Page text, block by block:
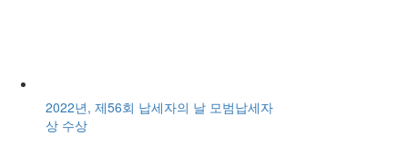
2022년, 제56회 납세자의 날 모범납세자
상 수상